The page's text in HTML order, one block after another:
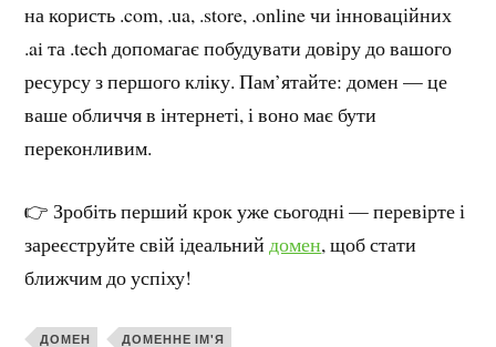
на користь .com, .ua, .store, .online чи інноваційних
.ai та .tech допомагає побудувати довіру до вашого
ресурсу з першого кліку. Пам’ятайте: домен — це
ваше обличчя в інтернеті, і воно має бути
переконливим.
👉 Зробіть перший крок уже сьогодні — перевірте і
зареєструйте свій ідеальнийдомен, щоб стати
ближчим до успіху!
ДОМЕН ДОМЕННЕ ІМ'Я